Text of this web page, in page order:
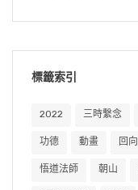
標籤索引
2022 三時繫念
功德 動畫 回向
悟道法師 朝山